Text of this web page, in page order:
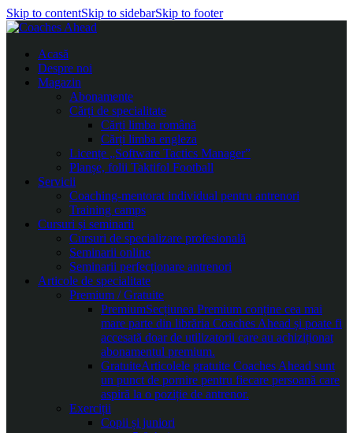
Skip to contentSkip to sidebarSkip to footer
Acasă
Despre noi
Magazin
Abonamente
Cărți de specialitate
Cărți limba română
Cărți limba engleza
Licențe „Software Tactics Manager”
Planșe, folii Taktifol Football
Servicii
Coaching-mentorat individual pentru antrenori
Training camps
Cursuri și seminarii
Cursuri de specializare profesională
Seminarii online
Seminarii perfecționare antrenori
Articole de specialitate
Premium / Gratuite
PremiumSecțiunea Premium conține cea mai
mare parte din librăria Coaches Ahead și poate fi
accesată doar de utilizatorii care au achiziționat
abonamentul premium.
GratuiteArticolele gratuite Coaches Ahead sunt
un punct de pornire pentru fiecare persoană care
aspiră la o poziție de antrenor.
Exerciții
Copii și juniori